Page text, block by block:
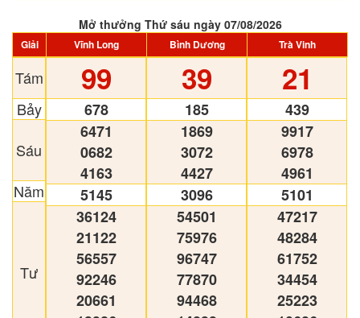
Mở thưởng Thứ sáu ngày 07/08/2026
Giải Vĩnh Long Bình Dương Trà Vinh
Tám
Bảy
Sáu
Năm
Tư
99
678
6471
0682
4163
5145
36124
21122
56557
92246
20661
39
185
1869
3072
4427
3096
54501
75976
96747
77870
94468
21
439
9917
6978
4961
5101
47217
48284
61752
34454
25223